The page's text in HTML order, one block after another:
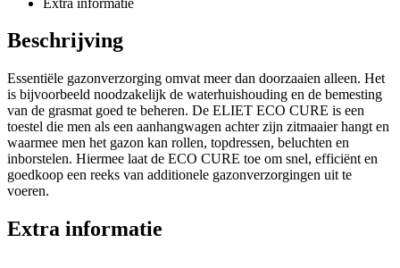
Beschrijving
Essentiële gazonverzorging omvat meer dan doorzaaien alleen. Het
is bijvoorbeeld noodzakelijk de waterhuishouding en de bemesting
van de grasmat goed te beheren. De ELIET ECO CURE is een
toestel die men als een aanhangwagen achter zijn zitmaaier hangt en
waarmee men het gazon kan rollen, topdressen, beluchten en
inborstelen. Hiermee laat de ECO CURE toe om snel, efficiënt en
goedkoop een reeks van additionele gazonverzorgingen uit te
voeren.
Extra informatie